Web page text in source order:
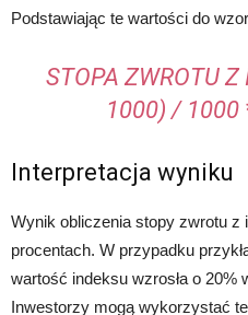
Podstawiając te wartości do
STOPA ZWROTU
1000) / 1000
Interpretacja wyniku
Wynik obliczenia stopy zwrotu z
procentach. W przypadku
wartość indeksu wzrosła o
Inwestorzy mogą wykorzystać